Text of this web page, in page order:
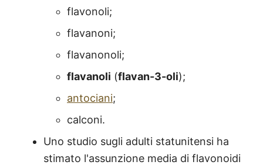
flavonoli;
flavanoni;
flavanonoli;
flavanoli (flavan-3-oli);
antociani;
calconi.
Uno studio sugli adulti statunitensi ha
stimato l'assunzione media di flavonoidi